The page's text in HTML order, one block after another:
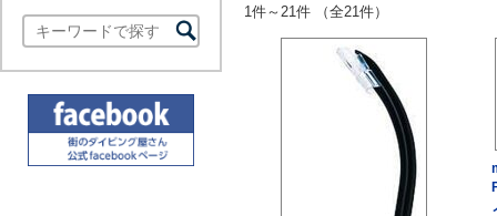
1件～21件 （全21件）